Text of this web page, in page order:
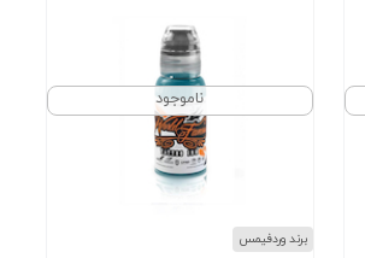
ناموجود
برند وردفیمس